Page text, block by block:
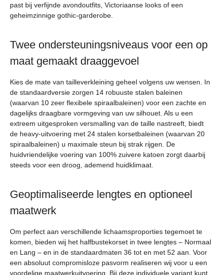
past bij verfijnde avondoutfits, Victoriaanse looks of een
geheimzinnige gothic-garderobe.
Twee ondersteuningsniveaus voor een op
maat gemaakt draaggevoel
Kies de mate van tailleverkleining geheel volgens uw wensen. In
de standaardversie zorgen 14 robuuste stalen baleinen
(waarvan 10 zeer flexibele spiraalbaleinen) voor een zachte en
dagelijks draagbare vormgeving van uw silhouet. Als u een
extreem uitgesproken versmalling van de taille nastreeft, biedt
de heavy-uitvoering met 24 stalen korsetbaleinen (waarvan 20
spiraalbaleinen) u maximale steun bij strak rijgen. De
huidvriendelijke voering van 100% zuivere katoen zorgt daarbij
steeds voor een droog, ademend huidklimaat.
Geoptimaliseerde lengtes en optioneel
maatwerk
Om perfect aan verschillende lichaamsproporties tegemoet te
komen, bieden wij het halfbustekorset in twee lengtes – Normaal
en Lang – en in de standaardmaten 36 tot en met 52 aan. Voor
een absoluut compromisloze pasvorm realiseren wij voor u een
voordelige maatwerkuitvoering. Bij deze individuele variant kunt